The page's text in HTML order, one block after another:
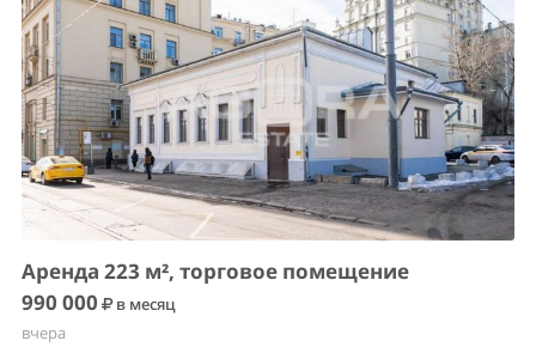
Аренда 223 м², торговое помещение
990 000
в месяц
вчера